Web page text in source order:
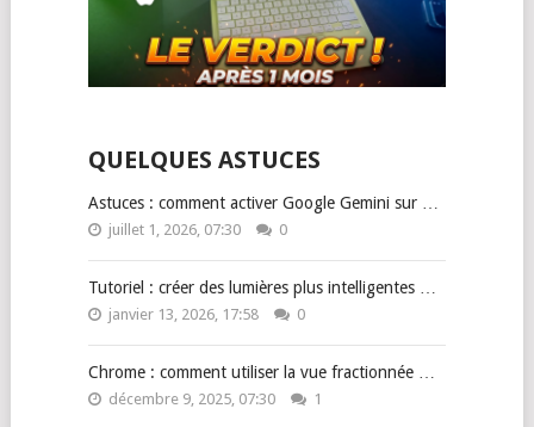
QUELQUES ASTUCES
Astuces : comment activer Google Gemini sur …
juillet 1, 2026, 07:30 0
Tutoriel : créer des lumières plus intelligentes …
janvier 13, 2026, 17:58 0
Chrome : comment utiliser la vue fractionnée …
décembre 9, 2025, 07:30 1